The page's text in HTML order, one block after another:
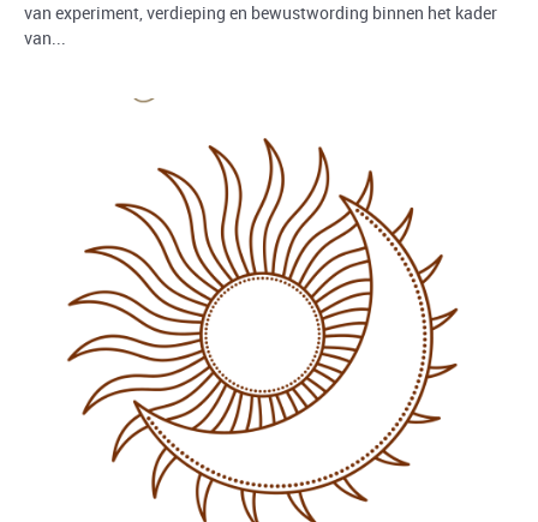
van experiment, verdieping en bewustwording binnen het kader
van...